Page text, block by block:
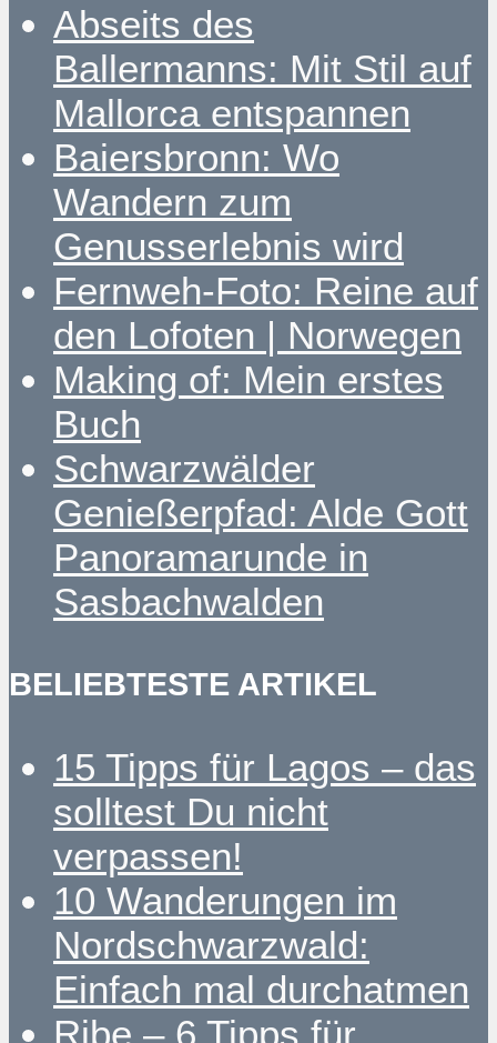
Abseits des
Ballermanns: Mit Stil auf
Mallorca entspannen
Baiersbronn: Wo
Wandern zum
Genusserlebnis wird
Fernweh-Foto: Reine auf
den Lofoten | Norwegen
Making of: Mein erstes
Buch
Schwarzwälder
Genießerpfad: Alde Gott
Panoramarunde in
Sasbachwalden
BELIEBTESTE ARTIKEL
15 Tipps für Lagos – das
solltest Du nicht
verpassen!
10 Wanderungen im
Nordschwarzwald:
Einfach mal durchatmen
Ribe – 6 Tipps für